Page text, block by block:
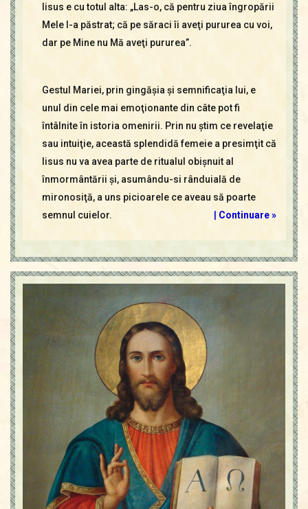
Iisus e cu totul alta: „Las-o, că pentru ziua îngropării
Mele l-a păstrat; că pe săraci îi aveţi pururea cu voi,
dar pe Mine nu Mă aveţi pururea”.
Gestul Mariei, prin gingăşia şi semnificaţia lui, e
unul din cele mai emoţionante din câte pot fi
întâlnite în istoria omenirii. Prin nu ştim ce revelaţie
sau intuiţie, această splendidă femeie a presimţit că
Iisus nu va avea parte de ritualul obişnuit al
înmormântării şi, asumându-si rânduială de
mironosiţă, a uns picioarele ce aveau să poarte
semnul cuielor.
| Continuare »